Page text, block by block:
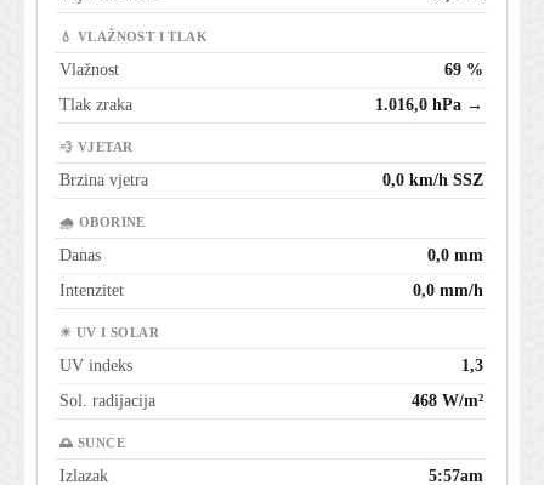
💧 VLAŽNOST I TLAK
Vlažnost
69 %
Tlak zraka
1.016,0 hPa →
💨 VJETAR
Brzina vjetra 0,0 km/h SSZ
🌧 OBORINE
Danas
0,0 mm
Intenzitet
0,0 mm/h
☀ UV I SOLAR
UV indeks
1,3
Sol. radijacija
468 W/m²
🌅 SUNCE
Izlazak
5:57am